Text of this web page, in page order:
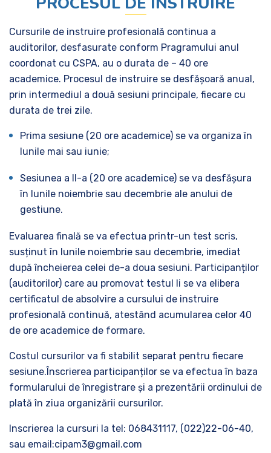
Cursurile de instruire profesională continua a
auditorilor, desfasurate conform Pragramului anul
coordonat cu CSPA, au o durata de – 40 ore
academice. Procesul de instruire se desfășoară anual,
prin intermediul a două sesiuni principale, fiecare cu
durata de trei zile.
Prima sesiune (20 ore academice) se va organiza în
lunile mai sau iunie;
Sesiunea a II-a (20 ore academice) se va desfășura
în lunile noiembrie sau decembrie ale anului de
gestiune.
Evaluarea finală se va efectua printr-un test scris,
susținut în lunile noiembrie sau decembrie, imediat
după încheierea celei de-a doua sesiuni. Participanților
(auditorilor) care au promovat testul li se va elibera
certificatul de absolvire a cursului de instruire
profesională continuă, atestând acumularea celor 40
de ore academice de formare.
Costul cursurilor va fi stabilit separat pentru fiecare
sesiune.Înscrierea participanților se va efectua în baza
formularului de înregistrare și a prezentării ordinului de
plată în ziua organizării cursurilor.
Inscrierea la cursuri la tel: 068431117, (022)22-06-40,
sau email:cipam3@gmail.com